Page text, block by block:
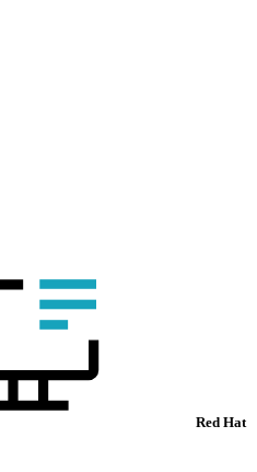
Red Hat